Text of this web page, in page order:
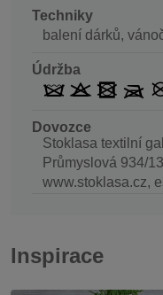
Techniky
balení dárků,
Údržba
Dovozce
Stoklasa textilní
Průmyslová 934/
www.stoklasa.cz,
Inspirace